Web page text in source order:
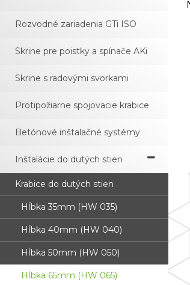
Rozvodné zariadenia GTi ISO
Skrine pre poistky a spínače AKi
Skrine s radovými svorkami
Protipožiarne spojovacie krabice
Betónové inštalačné systémy
Inštalácie do dutých stien
Krabice do dutých stien
Hĺbka 35mm (HW 035)
Hĺbka 40mm (HW 040)
Hĺbka 50mm (HW 050)
Hĺbka 65mm (HW 065)